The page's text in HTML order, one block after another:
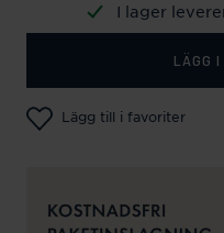
I lager
LÄGG I
Lägg till i favoriter